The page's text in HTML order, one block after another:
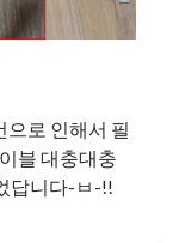
으로 인해서 필
블 대충대충
답니다-ㅂ-!!